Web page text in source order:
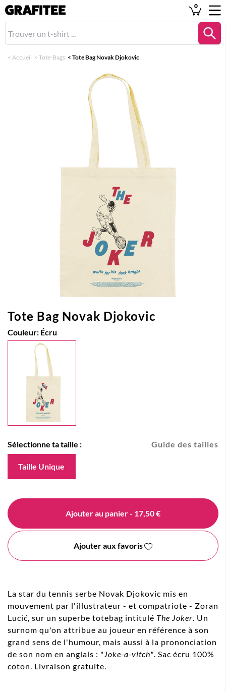
0
< Accueil < Tote-Bags < Tote Bag Novak Djokovic
Tote Bag Novak Djokovic
Couleur: Écru
Guide des tailles
Sélectionne ta taille :
Taille Unique
Ajouter au panier- 17,50 €
Ajouter aux favoris
La star du tennis serbe Novak Djokovic mis en
mouvement par l'illustrateur - et compatriote - Zoran
Lucić, sur un superbe totebag intitulé The Joker. Un
surnom qu'on attribue au joueur en référence à son
grand sens de l'humour, mais aussi à la prononciation
de son nom en anglais : "Joke-a-vitch". Sac écru 100%
coton. Livraison gratuite.